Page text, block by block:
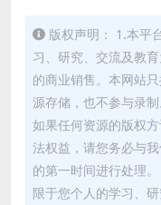
版权声明： 1.本平
习、研究、交流及教
的商业销售。本网站
源存储，也不参与录
如果任何资源的版权
法权益，请您务必与
的第一时间进行处理
限于您个人的学习、